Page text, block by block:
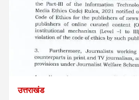
उत्तराखंड